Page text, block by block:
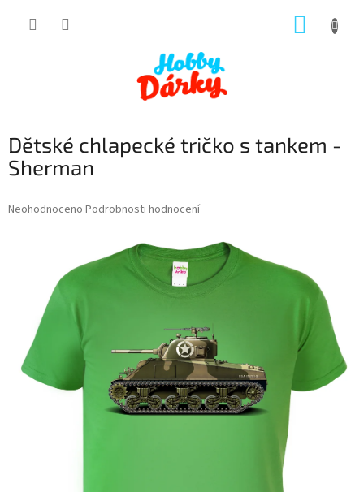
Dětské chlapecké tričko s tankem -
Sherman
Průměrné
hvězdiček.
Neohodnoceno Podrobnosti hodnocení